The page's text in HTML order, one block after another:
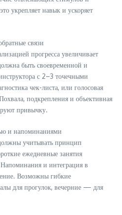
укрепляет навык и ускоряет
связи
прогресса увеличивает
быть своевременной и
с 2–3 точечными
чек-листа, или голосовая
подкрепления и объективная
привычку.
и напоминаниями
учитывать принцип
ежедневные занятия
и интеграция в
Возможны гибкие
для прогулок, вечерние — для